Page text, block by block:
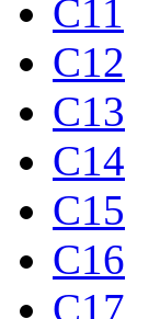
C11
C12
C13
C14
C15
C16
C17